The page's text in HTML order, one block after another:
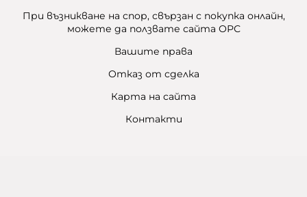
При възникване на спор, свързан с покупка онлайн,
можете да ползвате сайта ОРС
Вашите права
Отказ от сделка
Карта на сайта
Контакти